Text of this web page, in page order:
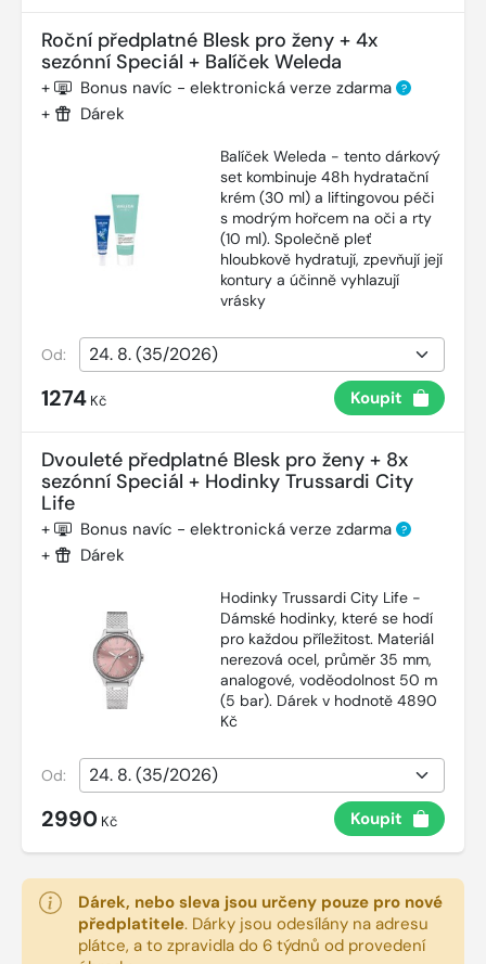
Roční předplatné Blesk pro ženy + 4x
sezónní Speciál + Balíček Weleda
+ Bonus navíc - elektronická verze zdarma ?
+ Dárek
Balíček Weleda - tento dárkový
set kombinuje 48h hydratační
krém (30 ml) a liftingovou péči
s modrým hořcem na oči a rty
(10 ml). Společně pleť
hloubkově hydratují, zpevňují její
kontury a účinně vyhlazují
vrásky
Od:
1274 Kč Koupit
Dvouleté předplatné Blesk pro ženy + 8x
sezónní Speciál + Hodinky Trussardi City
Life
+ Bonus navíc - elektronická verze zdarma ?
+ Dárek
Hodinky Trussardi City Life -
Dámské hodinky, které se hodí
pro každou příležitost. Materiál
nerezová ocel, průměr 35 mm,
analogové, voděodolnost 50 m
(5 bar). Dárek v hodnotě 4890
Kč
Od:
2990 Kč Koupit
Dárek, nebo sleva jsou určeny pouze pro nové
předplatitele. Dárky jsou odesílány na adresu
plátce, a to zpravidla do 6 týdnů od provedení